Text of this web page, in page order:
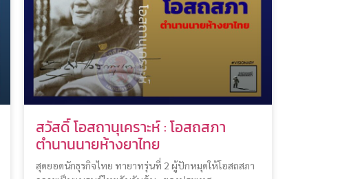
สวัสดิ์ โอสถานุเคราะห์ : โอสถสภา
ตำนานนายห้างยาไทย
สุดยอดนักธุรกิจไทย ทายาทรุ่นที่ 2 ผู้ปักหมุดให้โอสถสภา